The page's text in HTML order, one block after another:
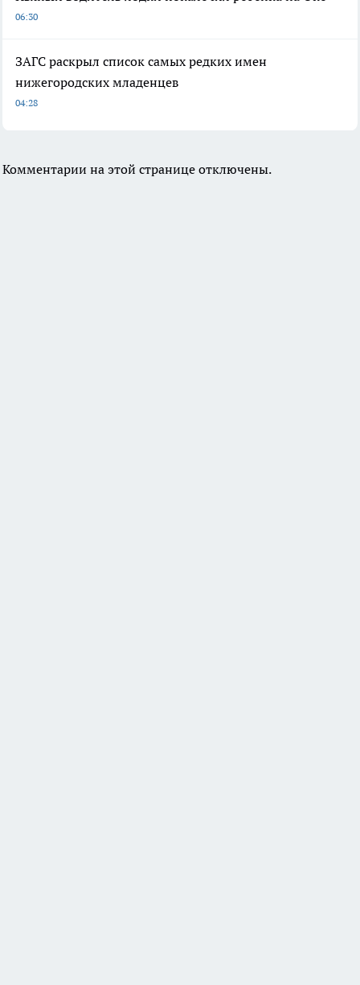
06:30
ЗАГС раскрыл список самых редких имен
нижегородских младенцев
04:28
Комментарии на этой странице отключены.